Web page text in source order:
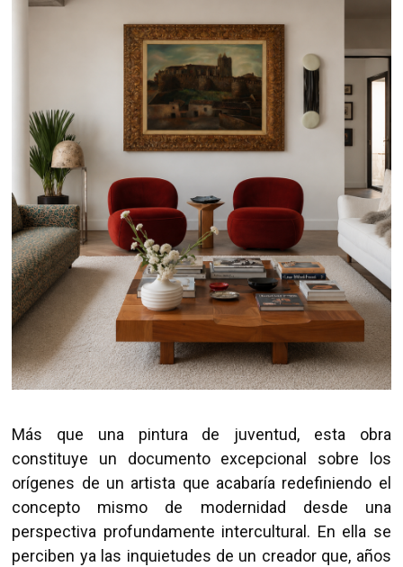
Más que una pintura de juventud, esta obra
constituye un documento excepcional sobre los
orígenes de un artista que acabaría redefiniendo el
concepto mismo de modernidad desde una
perspectiva profundamente intercultural. En ella se
perciben ya las inquietudes de un creador que, años